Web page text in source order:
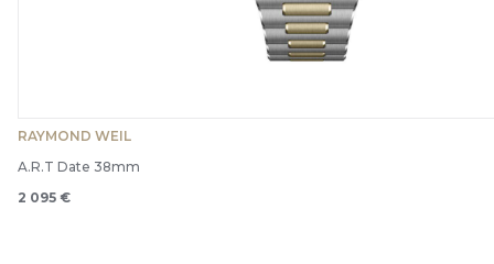
RAYMOND WEIL
A.R.T Date 38mm
2 095 €